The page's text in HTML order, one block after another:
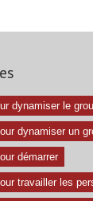
dynamiser le
dynamiser un
démarrer
travailler les